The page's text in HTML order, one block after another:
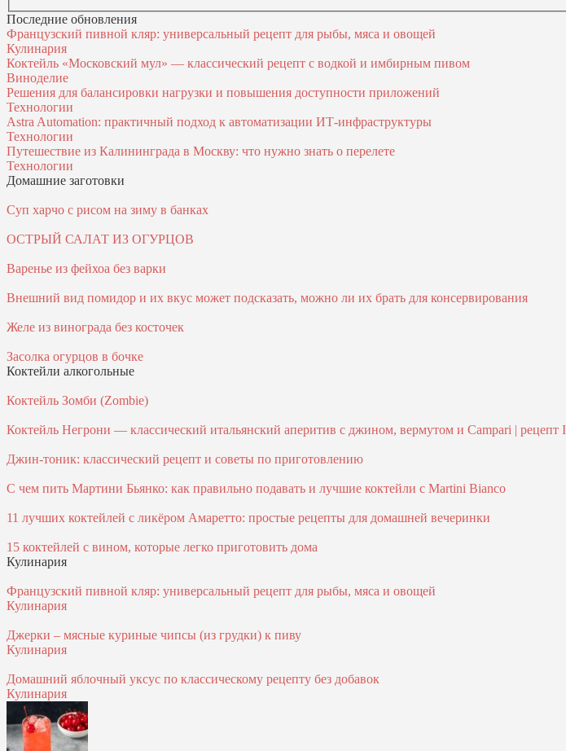
Последние обновления
Французский пивной кляр: универсальный рецепт для рыбы, мяса и овощей
Кулинария
Коктейль «Московский мул» — классический рецепт с водкой и имбирным пивом
Виноделие
Решения для балансировки нагрузки и повышения доступности приложений
Технологии
Astra Automation: практичный подход к автоматизации ИТ‑инфраструктуры
Технологии
Путешествие из Калининграда в Москву: что нужно знать о перелете
Технологии
Домашние заготовки
Суп харчо с рисом на зиму в банках
ОСТРЫЙ САЛАТ ИЗ ОГУРЦОВ
Варенье из фейхоа без варки
Внешний вид помидор и их вкус может подсказать, можно ли их брать для консервирования
Желе из винограда без косточек
Засолка огурцов в бочке
Коктейли алкогольные
Коктейль Зомби (Zombie)
Коктейль Негрони — классический итальянский аперитив с джином, вермутом и Campari | рецепт
Джин-тоник: классический рецепт и советы по приготовлению
С чем пить Мартини Бьянко: как правильно подавать и лучшие коктейли с Martini Bianco
11 лучших коктейлей с ликёром Амаретто: простые рецепты для домашней вечеринки
15 коктейлей с вином, которые легко приготовить дома
Кулинария
Французский пивной кляр: универсальный рецепт для рыбы, мяса и овощей
Кулинария
Джерки – мясные куриные чипсы (из грудки) к пиву
Кулинария
Домашний яблочный уксус по классическому рецепту без добавок
Кулинария